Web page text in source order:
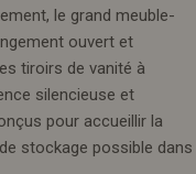
le grand meuble-
ouvert et
tiroirs de vanité à
silencieuse et
pour accueillir la
stockage possible dans